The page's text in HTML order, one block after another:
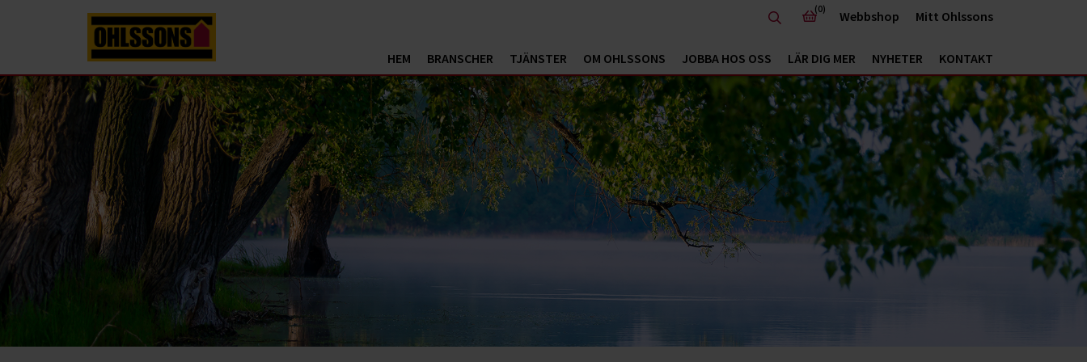
HEM BRANSCHER TJÄNSTER OM OHLSSONS JOBBA HOS OSS LÄR DIG MER NYHETER KONTAKT
(0) Webbshop Mitt Ohlssons